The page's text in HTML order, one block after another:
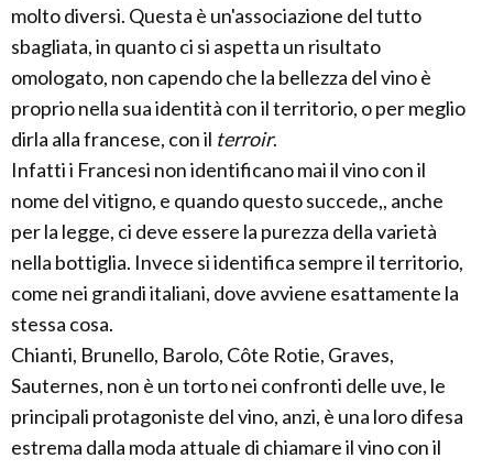
molto diversi. Questa è un'associazione del tutto
sbagliata, in quanto ci si aspetta un risultato
omologato, non capendo che la bellezza del vino è
proprio nella sua identità con il territorio, o per meglio
dirla alla francese, con il terroir.
Infatti i Francesi non identificano mai il vino con il
nome del vitigno, e quando questo succede,, anche
per la legge, ci deve essere la purezza della varietà
nella bottiglia. Invece si identifica sempre il territorio,
come nei grandi italiani, dove avviene esattamente la
stessa cosa.
Chianti, Brunello, Barolo, Côte Rotie, Graves,
Sauternes, non è un torto nei confronti delle uve, le
principali protagoniste del vino, anzi, è una loro difesa
estrema dalla moda attuale di chiamare il vino con il